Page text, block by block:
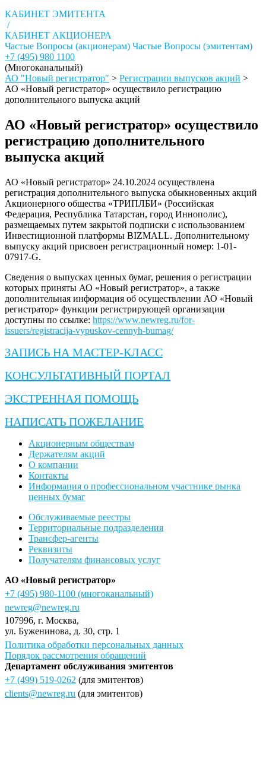
КАБИНЕТ ЭМИТЕНТА
/
КАБИНЕТ АКЦИОНЕРА
Частые Вопросы (акционерам) Частые Вопросы (эмитентам)
+7 (495) 980 1100
(Многоканальный)
АО "Новый регистратор" > Регистрации выпусков акций >
АО «Новый регистратор» осуществило регистрацию
дополнительного выпуска акций
АО «Новый регистратор» осуществило
регистрацию дополнительного
выпуска акций
АО «Новый регистратор» 24.10.2024 осуществлена
регистрация дополнительного выпуска обыкновенных акций
Акционерного общества «ТРИПЛБИ» (Российская
Федерация, Республика Татарстан, город Иннополис),
размещаемых путем закрытой подписки с использованием
Инвестиционной платформы BIZMALL. Дополнительному
выпуску акций присвоен регистрационный номер: 1-01-
07917-G.
Сведения о выпусках ценных бумаг, решения о регистрации
которых приняты АО «Новый регистратор», а также
дополнительная информация об осуществлении АО «Новый
регистратор» функции регистрирующей организации
доступны по ссылке: https://www.newreg.ru/for-
issuers/registracija-vypuskov-cennyh-bumag/
ЗАПИСЬ НА МАСТЕР-КЛАСС
КОНСУЛЬТАТИВНЫЙ ПОРТАЛ
ЭКСТРЕННАЯ ПОМОЩЬ
НАПИСАТЬ ПОЖЕЛАНИЕ
Акционерным обществам
Держателям акций
О компании
Контакты
Информация о профессиональном участнике рынка
ценных бумаг
Обслуживаемые реестры
Территориальные подразделения
Трансфер-агенты
Реквизиты
Получателям финансовых услуг
АО «Новый регистратор»
+7 (495) 980-1100 (многоканальный)
newreg@newreg.ru
107996, г. Москва,
ул. Буженинова, д. 30, стр. 1
Политика обработки персональных данных
Порядок рассмотрения обращений
Департамент обслуживания эмитентов
+7 (499) 519-0262 (для эмитентов)
clients@newreg.ru (для эмитентов)